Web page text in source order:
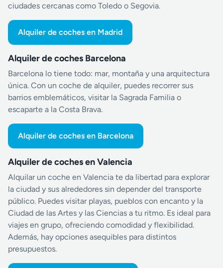
ciudades cercanas como Toledo o Segovia.
Alquiler de coches en Madrid
Alquiler de coches Barcelona
Barcelona lo tiene todo: mar, montaña y una arquitectura
única. Con un coche de alquiler, puedes recorrer sus
barrios emblemáticos, visitar la Sagrada Familia o
escaparte a la Costa Brava.
Alquiler de coches en Barcelona
Alquiler de coches en Valencia
Alquilar un coche en Valencia te da libertad para explorar
la ciudad y sus alrededores sin depender del transporte
público. Puedes visitar playas, pueblos con encanto y la
Ciudad de las Artes y las Ciencias a tu ritmo. Es ideal para
viajes en grupo, ofreciendo comodidad y flexibilidad.
Además, hay opciones asequibles para distintos
presupuestos.